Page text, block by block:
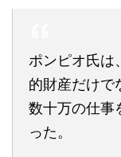
ポンピオ氏は
的財産だけで
数十万の仕事
った。